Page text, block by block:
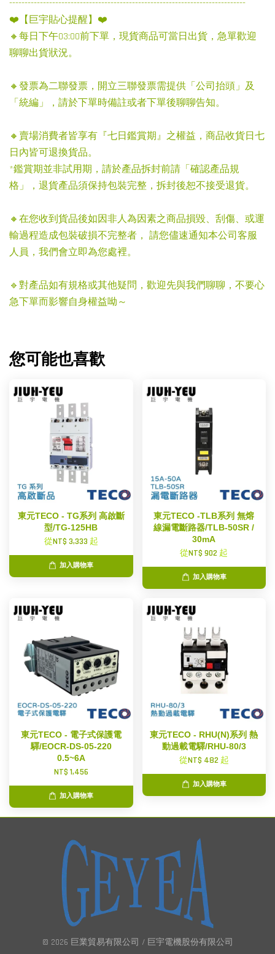
-----------------------------------------------------------------------------
❤️【巨宇貼心提醒】❤️
🔸每日下午03:00前下單，現貨商品可當日出貨，急單歡迎
聊聊出貨狀況。
🔸發票為二聯發票，開立三聯發票需提供「公司抬頭」及
「統編」，請於下單時備註或者下單後聊聊告知。
🔸賣場消費者皆享有『七日鑑賞期』之權益，商品收貨日七
日內皆可退換貨品。
*鑑賞期並非試用期，請於產品拆封前請「確認產品規
格」，退貨產品須保持包裝完整，拆封後恕不接受退貨。
🔸在您收到貨品後如因非人為因素之商品損毀、刮傷、或運
輸過程造成包裝破損不完整者， 請您儘速通知本公司客服
人員，我們會立即為您處裡。
🔹對產品如有規格或其他疑問，歡迎先與我們聊聊，不要心
急下單而影響自身權益呦～
您可能也喜歡
東元TECO - TG系列 高啟斷
型/TG-125HB
從NT$ 3,333 起
加入購物車
東元TECO -TLB系列 無熔
線漏電斷路器/TLB-50SR /
30mA
從NT$ 902 起
加入購物車
東元TECO - 電子式保護電
驛/EOCR-DS-05-220
0.5~6A
NT$ 1,456
加入購物車
東元TECO - RHU(N)系列 熱
動過載電驛/RHU-80/3
從NT$ 482 起
加入購物車
© 2026 巨業貿易有限公司 / 巨宇電機股份有限公司